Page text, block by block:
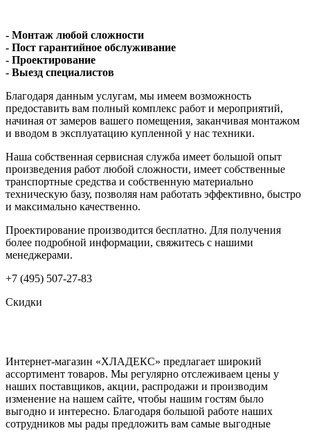
- Монтаж любой сложности
- Пост гарантийное обслуживание
- Проектирование
- Выезд специалистов
Благодаря данным услугам, мы имеем возможность
предоставить вам полный комплекс работ и мероприятий,
начиная от замеров вашего помещения, заканчивая монтажом
и вводом в эксплуатацию купленной у нас техники.
Наша собственная сервисная служба имеет большой опыт
произведения работ любой сложности, имеет собственные
транспортные средства и собственную материально
техническую базу, позволяя нам работать эффективно, быстро
и максимально качественно.
Проектирование производится бесплатно. Для получения
более подробной информации, свяжитесь с нашими
менеджерами.
+7 (495) 507-27-83
Скидки
Интернет-магазин «ХЛАДЕКС» предлагает широкий
ассортимент товаров. Мы регулярно отслеживаем цены у
наших поставщиков, акции, распродажи и производим
изменение на нашем сайте, чтобы нашим гостям было
выгодно и интересно. Благодаря большой работе наших
сотрудников мы рады предложить вам самые выгодные